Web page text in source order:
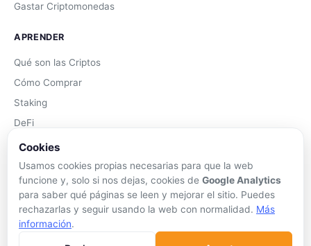
Gastar Criptomonedas
APRENDER
Qué son las Criptos
Cómo Comprar
Staking
DeFi
Trading
Glosario
EMPRESA
Sobre Nosotros
Cookies
Usamos cookies propias necesarias para que la web
funcione y, solo si nos dejas, cookies de Google Analytics
para saber qué páginas se leen y mejorar el sitio. Puedes
rechazarlas y seguir usando la web con normalidad. Más
información.